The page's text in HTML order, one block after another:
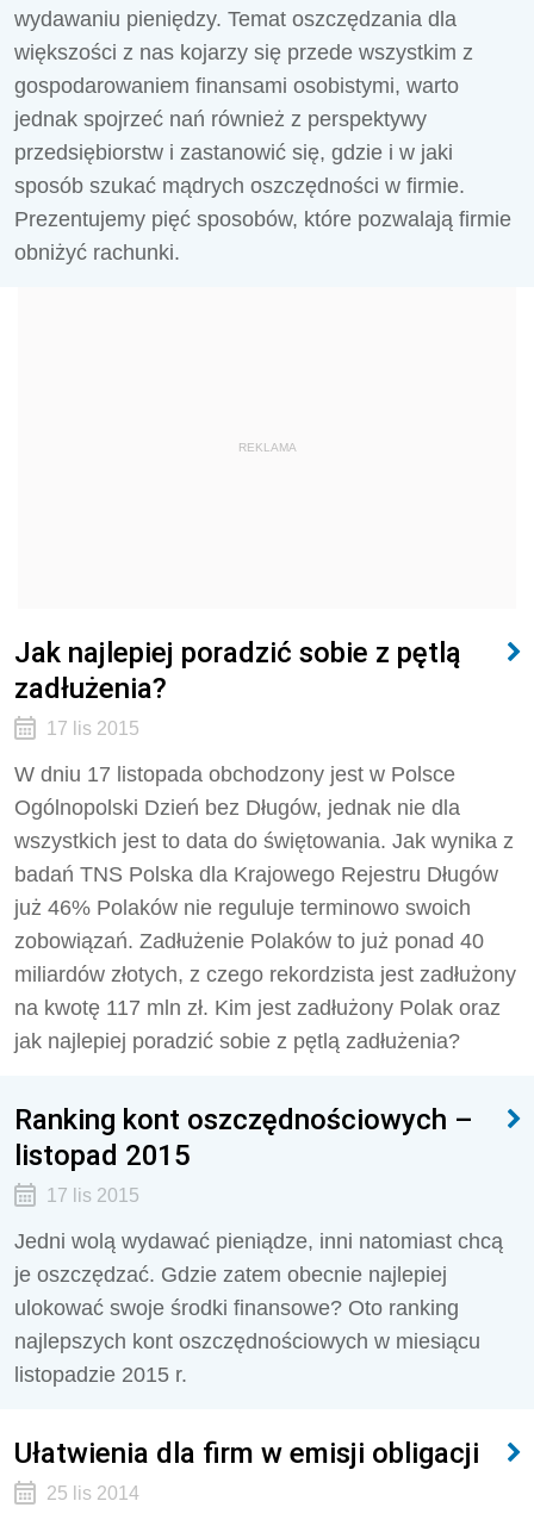
wydawaniu pieniędzy. Temat oszczędzania dla
większości z nas kojarzy się przede wszystkim z
gospodarowaniem finansami osobistymi, warto
jednak spojrzeć nań również z perspektywy
przedsiębiorstw i zastanowić się, gdzie i w jaki
sposób szukać mądrych oszczędności w firmie.
Prezentujemy pięć sposobów, które pozwalają firmie
obniżyć rachunki.
REKLAMA
Jak najlepiej poradzić sobie z pętlą
zadłużenia?
17 lis 2015
W dniu 17 listopada obchodzony jest w Polsce
Ogólnopolski Dzień bez Długów, jednak nie dla
wszystkich jest to data do świętowania. Jak wynika z
badań TNS Polska dla Krajowego Rejestru Długów
już 46% Polaków nie reguluje terminowo swoich
zobowiązań. Zadłużenie Polaków to już ponad 40
miliardów złotych, z czego rekordzista jest zadłużony
na kwotę 117 mln zł. Kim jest zadłużony Polak oraz
jak najlepiej poradzić sobie z pętlą zadłużenia?
Ranking kont oszczędnościowych –
listopad 2015
17 lis 2015
Jedni wolą wydawać pieniądze, inni natomiast chcą
je oszczędzać. Gdzie zatem obecnie najlepiej
ulokować swoje środki finansowe? Oto ranking
najlepszych kont oszczędnościowych w miesiącu
listopadzie 2015 r.
Ułatwienia dla firm w emisji obligacji
25 lis 2014